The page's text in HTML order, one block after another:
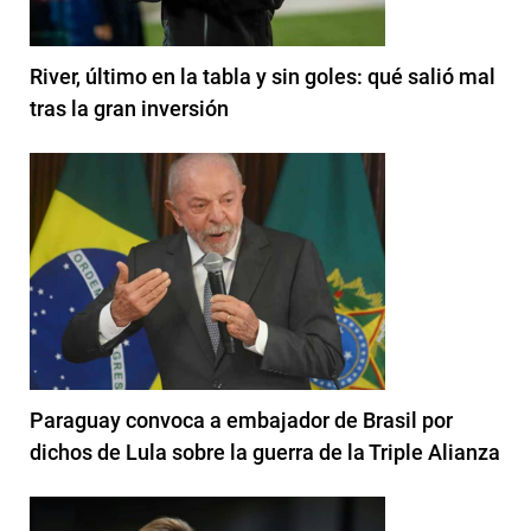
River, último en la tabla y sin goles: qué salió mal
tras la gran inversión
Paraguay convoca a embajador de Brasil por
dichos de Lula sobre la guerra de la Triple Alianza